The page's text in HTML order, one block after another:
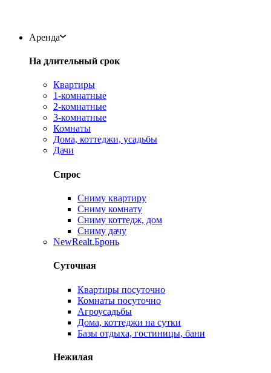
Аренда
На длительный срок
Квартиры
1-комнатные
2-комнатные
3-комнатные
Комнаты
Дома, коттеджи, усадьбы
Дачи
Спрос
Сниму квартиру
Сниму комнату
Сниму коттедж, дом
Сниму дачу
NewRealt.Бронь
Суточная
Квартиры посуточно
Комнаты посуточно
Агроусадьбы
Дома, коттеджи на сутки
Базы отдыха, гостиницы, бани
Нежилая